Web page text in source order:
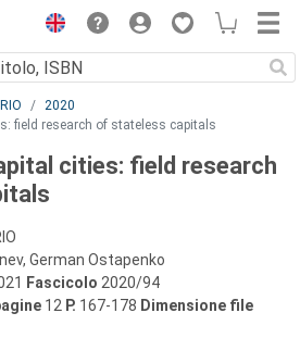
2020
field research of stateless capitals
cities: field research
German Ostapenko
Fascicolo 2020/94
12 P. 167-178 Dimensione file